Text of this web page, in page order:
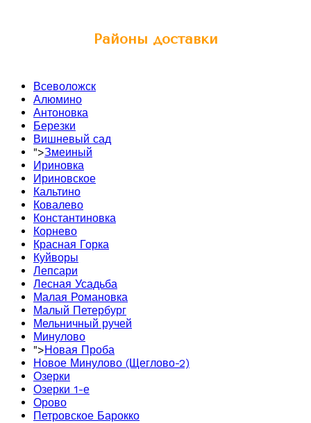
Районы доставки
Всеволожск
Алюмино
Антоновка
Березки
Вишневый сад
">Змеиный
Ириновка
Ириновское
Кальтино
Ковалево
Константиновка
Корнево
Красная Горка
Куйворы
Лепсари
Лесная Усадьба
Малая Романовка
Малый Петербург
Мельничный ручей
Минулово
">Новая Проба
Новое Минулово (Щеглово-2)
Озерки
Озерки 1-е
Орово
Петровское Барокко